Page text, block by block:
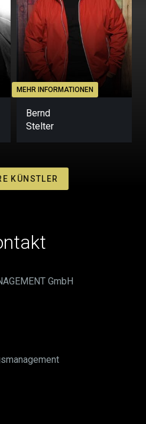
MEHR INFORMATIONEN
Bernd
Stelter
KÜNSTLER
GmbH